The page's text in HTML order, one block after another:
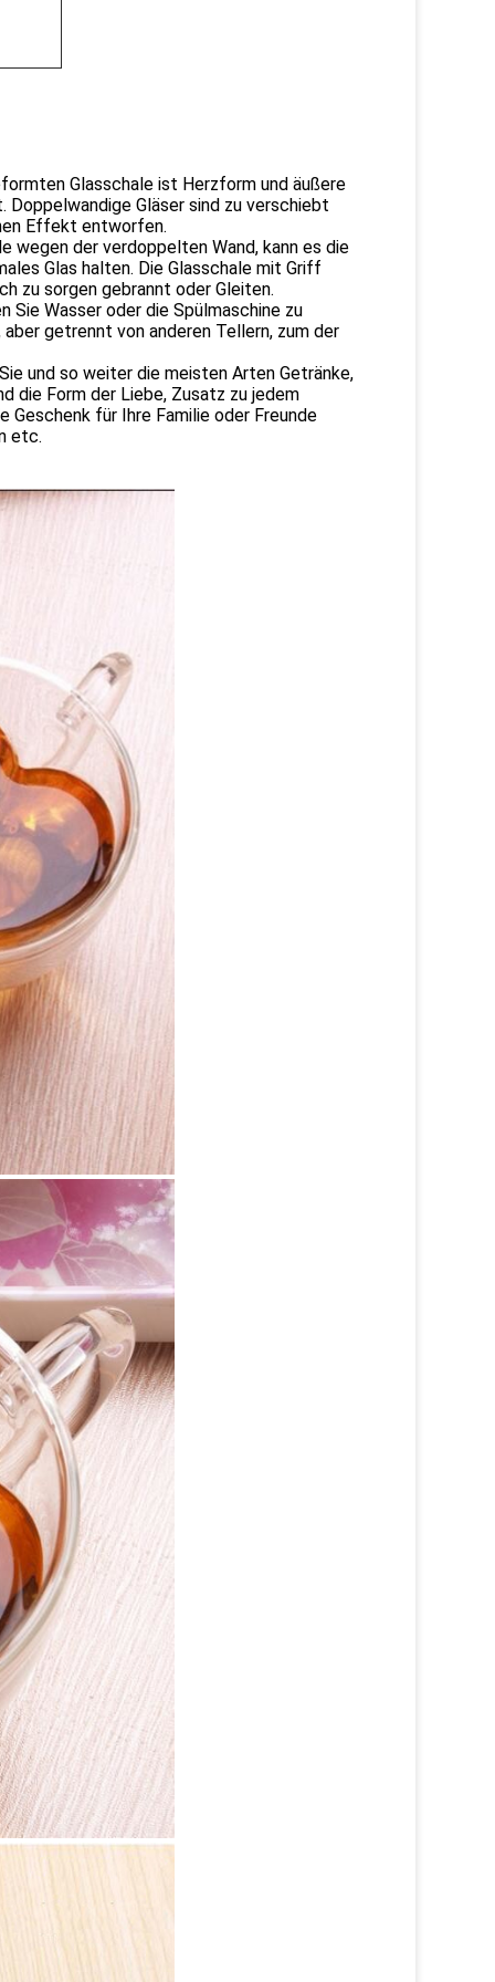
Glasschale ist Herzform und äußere
Gläser sind zu verschiebt
Effekt entworfen.
wegen der verdoppelten Wand, kann es die
Glas halten. Die Glasschale mit Griff
zu sorgen gebrannt oder Gleiten.
Sie Wasser oder die Spülmaschine zu
getrennt von anderen Tellern, zum der
und so weiter die meisten Arten Getränke,
die Form der Liebe, Zusatz zu jedem
Geschenk für Ihre Familie oder Freunde
etc.